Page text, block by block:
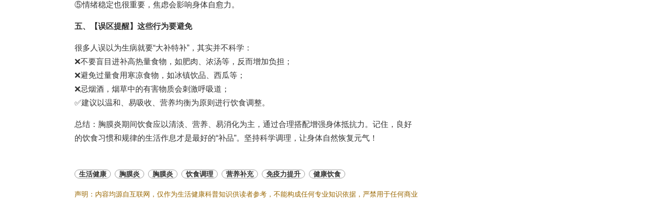
⑤情绪稳定也很重要，焦虑会影响身体自愈力。
五、【误区提醒】这些行为要避免
很多人误以为生病就要“大补特补”，其实并不科学：
❌不要盲目进补高热量食物，如肥肉、浓汤等，反而增加负担；
❌避免过量食用寒凉食物，如冰镇饮品、西瓜等；
❌忌烟酒，烟草中的有害物质会刺激呼吸道；
✅建议以温和、易吸收、营养均衡为原则进行饮食调整。
总结：胸膜炎期间饮食应以清淡、营养、易消化为主，通过合理搭配增强身体抵抗力。记住，良好
的饮食习惯和规律的生活作息才是最好的“补品”。坚持科学调理，让身体自然恢复元气！
生活健康 胸膜炎 胸膜炎 饮食调理 营养补充 免疫力提升 健康饮食
声明：内容均源自互联网，仅作为生活健康科普知识供读者参考，不能构成任何专业知识依据，严禁用于任何商业